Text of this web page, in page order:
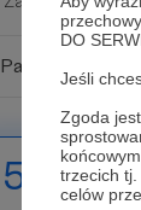
DO
Jeśli
Zgoda
trzecich
celów
Patroni: 0
500 zł